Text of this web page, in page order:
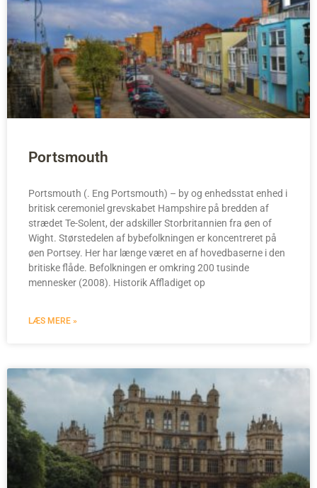
Portsmouth
Portsmouth (. Eng Portsmouth) – by og enhedsstat enhed i
britisk ceremoniel grevskabet Hampshire på bredden af
strædet Te-Solent, der adskiller Storbritannien fra øen of
Wight. Størstedelen af bybefolkningen er koncentreret på
øen Portsey. Her har længe været en af hovedbaserne i den
britiske flåde. Befolkningen er omkring 200 tusinde
mennesker (2008). Historik Affladiget op
LÆS MERE »